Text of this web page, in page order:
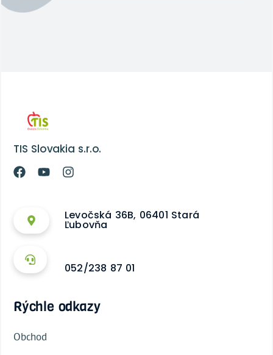
TIS Slovakia s.r.o.
Levočská 36B, 06401 Stará
Ľubovňa
052/238 87 01
Rýchle odkazy
Obchod